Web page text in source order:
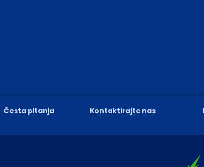
Česta pitanja Kontaktirajte nas